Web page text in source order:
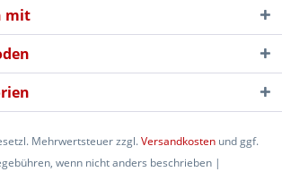
mit
Mehrwertsteuer zzgl.Versandkosten und ggf.
wenn nicht anders beschrieben |